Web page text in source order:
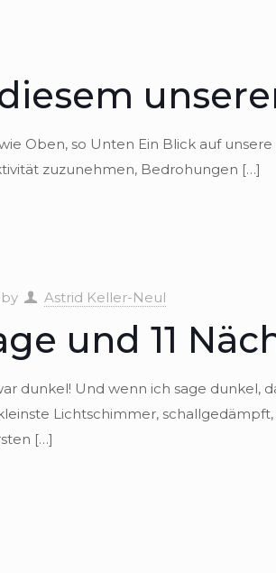
Oben, so Unten Ein Blick auf
zuzu­neh­men, Bedro­hun­gen […]
Astrid Keller-Neul
und 11
dunkel! Und wenn ich sage dun­kel,
Licht­schim­mer,
[…]